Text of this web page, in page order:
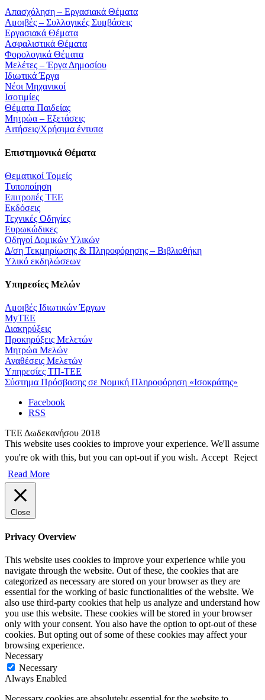
Απασχόληση – Εργασιακά Θέματα
Αμοιβές – Συλλογικές Συμβάσεις
Εργασιακά Θέματα
Ασφαλιστικά Θέματα
Φορολογικά Θέματα
Μελέτες – Έργα Δημοσίου
Ιδιωτικά Έργα
Νέοι Μηχανικοί
Ισοτιμίες
Θέματα Παιδείας
Μητρώα – Εξετάσεις
Αιτήσεις/Χρήσιμα έντυπα
Επιστημονικά Θέματα
Θεματικοί Τομείς
Τυποποίηση
Επιτροπές ΤΕΕ
Εκδόσεις
Τεχνικές Οδηγίες
Ευρωκώδικες
Οδηγοί Δομικών Υλικών
Δ/ση Τεκμηρίωσης & Πληροφόρησης – Βιβλιοθήκη
Υλικό εκδηλώσεων
Υπηρεσίες Μελών
Αμοιβές Ιδιωτικών Έργων
MyTEE
Διακηρύξεις
Προκηρύξεις Μελετών
Μητρώα Μελών
Αναθέσεις Μελετών
Υπηρεσίες ΤΠ-ΤΕΕ
Σύστημα Πρόσβασης σε Νομική Πληροφόρηση «Ισοκράτης»
Facebook
RSS
ΤΕΕ Δωδεκανήσου 2018
This website uses cookies to improve your experience. We'll assume
you're ok with this, but you can opt-out if you wish. Accept Reject
Read More
Close
Privacy Overview
This website uses cookies to improve your experience while you
navigate through the website. Out of these, the cookies that are
categorized as necessary are stored on your browser as they are
essential for the working of basic functionalities of the website. We
also use third-party cookies that help us analyze and understand how
you use this website. These cookies will be stored in your browser
only with your consent. You also have the option to opt-out of these
cookies. But opting out of some of these cookies may affect your
browsing experience.
Necessary
Necessary
Always Enabled